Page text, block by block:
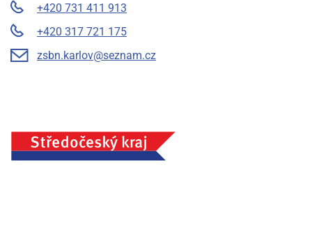
+420 731 411 913
+420 317 721 175
zsbn.karlov@seznam.cz